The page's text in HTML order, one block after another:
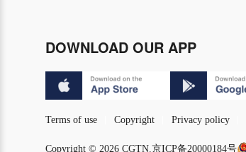
DOWNLOAD OUR APP
Terms of use Copyright Privacy policy
Copyright © 2026 CGTN.京ICP备20000184号